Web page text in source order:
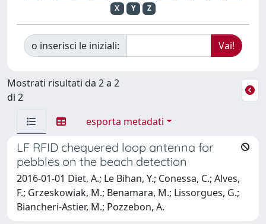
X
Y Z
o inserisci le iniziali:
Mostrati risultati da 2 a 2
di 2
esporta metadati
LF RFID chequered loop antenna for
pebbles on the beach detection
2016-01-01 Diet, A.; Le Bihan, Y.; Conessa, C.; Alves,
F.; Grzeskowiak, M.; Benamara, M.; Lissorgues, G.;
Biancheri-Astier, M.; Pozzebon, A.